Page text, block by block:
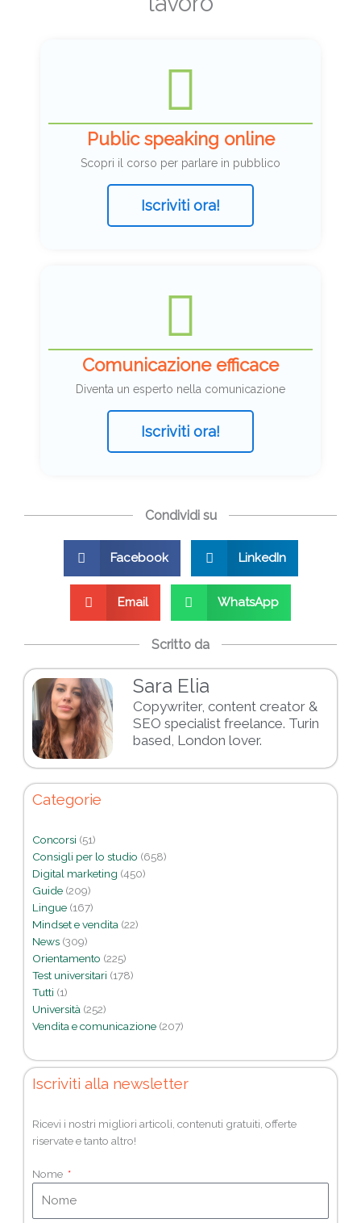
Public speaking online
Scopri il corso per parlare in pubblico
Iscriviti ora!
Comunicazione efficace
Diventa un esperto nella comunicazione
Iscriviti ora!
Condividi su
Facebook LinkedIn
Email WhatsApp
Scritto da
Sara Elia
Copywriter, content creator &
SEO specialist freelance. Turin
based, London lover.
Categorie
Concorsi (51)
Consigli per lo studio (658)
Digital marketing (450)
Guide (209)
Lingue (167)
Mindset e vendita (22)
News (309)
Orientamento (225)
Test universitari (178)
Tutti (1)
Università (252)
Vendita e comunicazione (207)
Iscriviti alla newsletter
Ricevi i nostri migliori articoli, contenuti gratuiti, offerte
riservate e tanto altro!
Nome